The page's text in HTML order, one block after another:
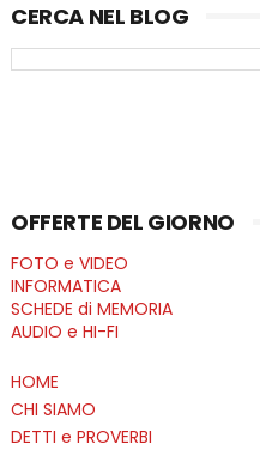
CERCA NEL BLOG
OFFERTE DEL GIORNO
FOTO e VIDEO
INFORMATICA
SCHEDE di MEMORIA
AUDIO e HI-FI
HOME
CHI SIAMO
DETTI e PROVERBI